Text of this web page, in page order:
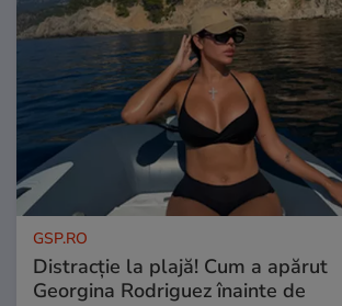
GSP.RO
Distracție la plajă! Cum a apărut
Georgina Rodriguez înainte de